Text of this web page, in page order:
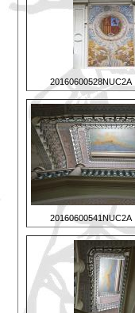
20160600528NUC2A
20160600541NUC2A